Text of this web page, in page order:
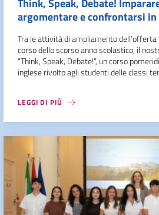
Think, Speak, Debate!
argomentare e confrontarsi
Tra le attività di ampliamento
corso dello scorso anno scolastico, il
“Think, Speak, Debate!”, un corso
inglese rivolto agli studenti delle classi
LEGGI DI PIÙ